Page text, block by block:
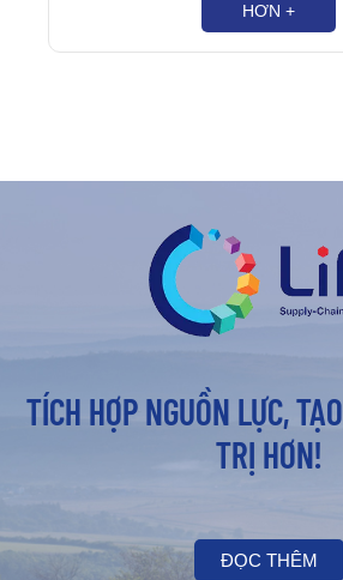
ới môi trường hơn với pin C&D!Chỉ
HƠN +
TÍCH HỢP NGUỒN LỰC,
TRỊ HƠN!
ĐỌC THÊM